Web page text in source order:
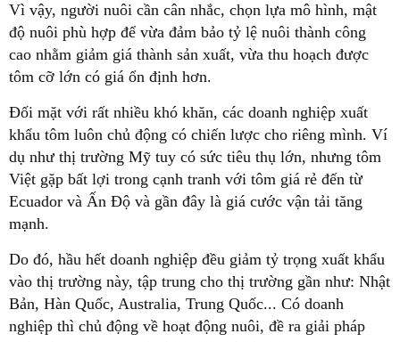
Vì vậy, người nuôi cần cân nhắc, chọn lựa mô hình, mật
độ nuôi phù hợp để vừa đảm bảo tỷ lệ nuôi thành công
cao nhằm giảm giá thành sản xuất, vừa thu hoạch được
tôm cỡ lớn có giá ổn định hơn.
Đối mặt với rất nhiều khó khăn, các doanh nghiệp xuất
khẩu tôm luôn chủ động có chiến lược cho riêng mình. Ví
dụ như thị trường Mỹ tuy có sức tiêu thụ lớn, nhưng tôm
Việt gặp bất lợi trong cạnh tranh với tôm giá rẻ đến từ
Ecuador và Ấn Độ và gần đây là giá cước vận tải tăng
mạnh.
Do đó, hầu hết doanh nghiệp đều giảm tỷ trọng xuất khẩu
vào thị trường này, tập trung cho thị trường gần như: Nhật
Bản, Hàn Quốc, Australia, Trung Quốc... Có doanh
nghiệp thì chủ động về hoạt động nuôi, đề ra giải pháp